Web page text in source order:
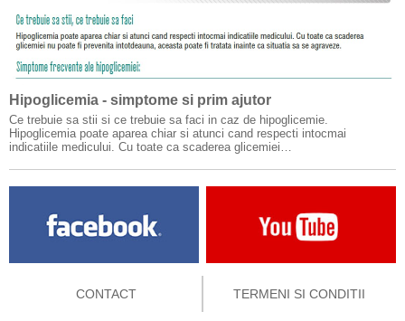
Hipoglicemia - simptome si prim ajutor
Ce trebuie sa stii si ce trebuie sa faci in caz de hipoglicemie.
Hipoglicemia poate aparea chiar si atunci cand respecti intocmai
indicatiile medicului. Cu toate ca scaderea glicemiei…
CONTACT TERMENI SI CONDITII